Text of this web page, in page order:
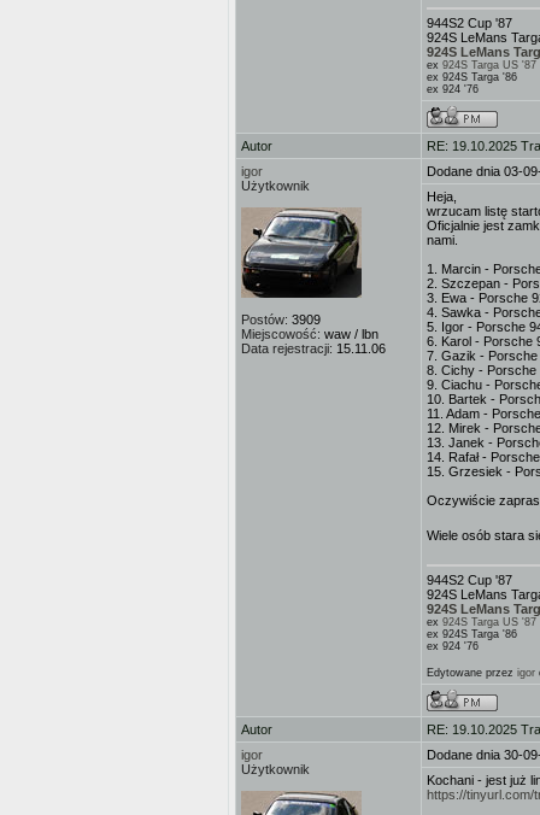
944S2 Cup '87
924S LeMans
924S LeMans
ex 924S Targa US '87
ex 924S Targa '86
ex 924 '76
Autor
RE: 19.10.2025
igor
Użytkownik
Postów: 3909
Miejscowość: waw / lbn
Data rejestracji: 15.11.06
Dodane dnia 03-
Heja,
wrzucam listę
Oficjalnie jest
nami.
1. Marcin -
2. Szczepan -
3. Ewa - Porsche
4. Sawka -
5. Igor - Porsche
6. Karol - Porsche
7. Gazik - Porsche
8. Cichy - Porsche
9. Ciachu -
10. Bartek -
11. Adam -
12. Mirek -
13. Janek -
14. Rafał -
15. Grzesiek -
Oczywiście
Wiele osób stara
944S2 Cup '87
924S LeMans
924S LeMans
ex 924S Targa US '87
ex 924S Targa '86
ex 924 '76
Edytowane przez igor
Autor
RE: 19.10.2025
igor
Użytkownik
Dodane dnia 30-
Kochani - jest już
https://tinyurl.com/